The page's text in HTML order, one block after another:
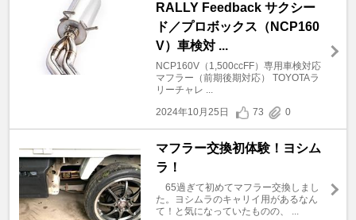
RALLY Feedback サクシー
ド／プロボックス（NCP160
V）車検対 ...
NCP160V（1,500ccFF）専用車検対応
マフラー（前期後期対応） TOYOTAラ
リーチャレ ...
2024年10月25日
73 0
マフラー交換初体験！ヨシム
ラ！
65過ぎて初めてマフラー交換しまし
た。ヨシムラのキャリイ用があるなん
て！と気になっていたものの、 ...